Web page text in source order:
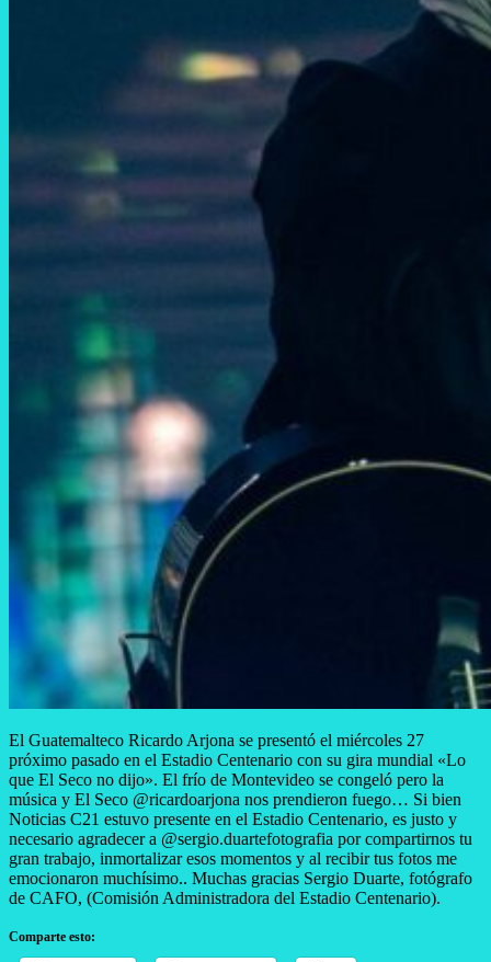
El Guatemalteco Ricardo Arjona se presentó el miércoles 27
próximo pasado en el Estadio Centenario con su gira mundial «Lo
que El Seco no dijo». El frío de Montevideo se congeló pero la
música y El Seco @ricardoarjona nos prendieron fuego… Si bien
Noticias C21 estuvo presente en el Estadio Centenario, es justo y
necesario agradecer a @sergio.duartefotografia por compartirnos tu
gran trabajo, inmortalizar esos momentos y al recibir tus fotos me
emocionaron muchísimo.. Muchas gracias Sergio Duarte, fotógrafo
de CAFO, (Comisión Administradora del Estadio Centenario).
Comparte esto: